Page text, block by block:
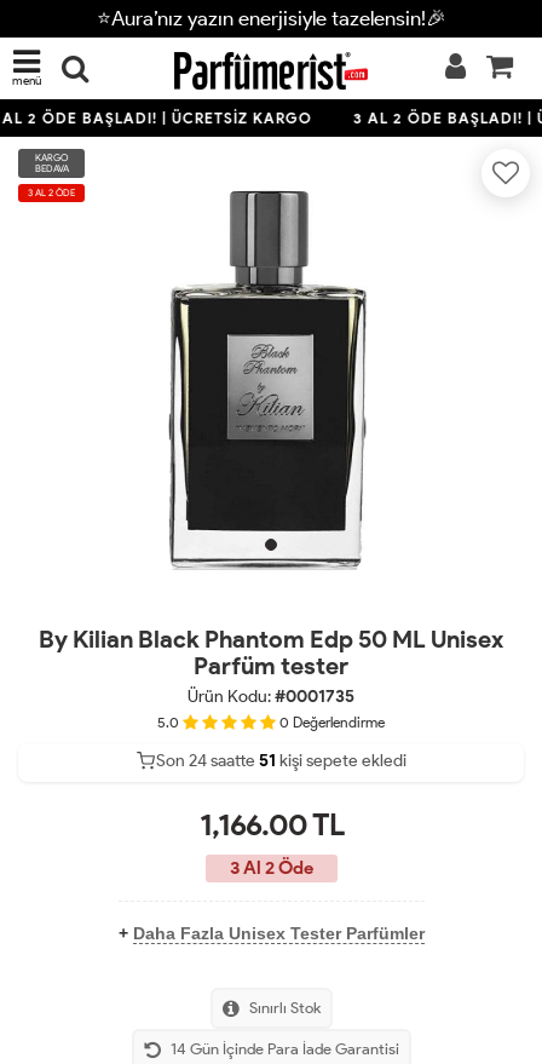
⭐Aura’nız yazın enerjisiyle tazelensin!🎉
menü
2 ÖDE BAŞLADI! | ÜCRETSİZ KARGO 3 AL 2 ÖDE BAŞLADI! |
KARGO
BEDAVA
3 AL 2 ÖDE
By Kilian Black Phantom Edp 50 ML Unisex
Parfüm tester
Ürün Kodu:#0001735
5.0 0 Değerlendirme
41
Son 24 saatte 51 kişi sepete ekledi
19
1,166.00TL
3 Al 2 Öde
+ Daha Fazla Unisex Tester Parfümler
Sınırlı Stok
14 Gün İçinde Para İade Garantisi